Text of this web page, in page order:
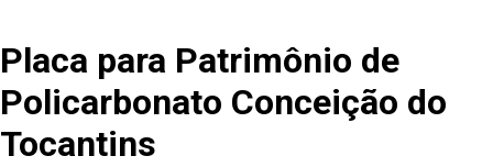
Placa para Patrimônio de
Policarbonato Conceição do
Tocantins